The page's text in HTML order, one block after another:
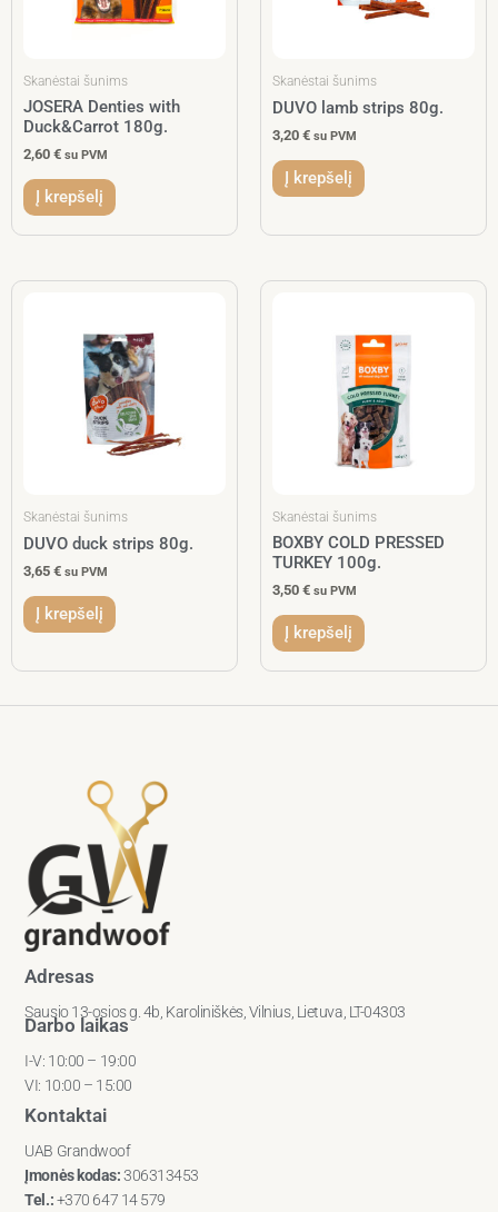
Skanėstai šunims
JOSERA Denties with
Duck&Carrot 180g.
2,60 € su PVM
Į krepšelį
Skanėstai šunims
DUVO lamb strips 80g.
3,20 € su PVM
Į krepšelį
Skanėstai šunims
DUVO duck strips 80g.
3,65 € su PVM
Į krepšelį
Skanėstai šunims
BOXBY COLD PRESSED
TURKEY 100g.
3,50 € su PVM
Į krepšelį
Adresas
Sausio 13-osios g. 4b, Karoliniškės, Vilnius, Lietuva, LT-04303
Darbo laikas
I-V: 10:00 – 19:00
VI: 10:00 – 15:00
Kontaktai
UAB Grandwoof
Įmonės kodas:306313453
Tel.:+370 647 14 579